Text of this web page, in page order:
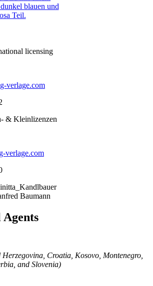
licensing
verlage.com
& Kleinlizenzen
verlage.com
Croatia, Kosovo, Montenegro,
and Slovenia)